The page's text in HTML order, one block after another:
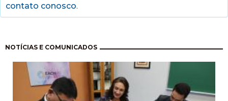
contato conosco.
NOTÍCIAS E COMUNICADOS
Pagination